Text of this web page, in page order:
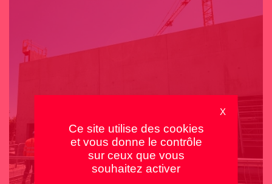
X
Ce site utilise des cookies
et vous donne le contrôle
sur ceux que vous
souhaitez activer